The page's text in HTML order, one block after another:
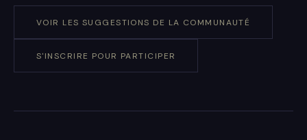
VOIR LES SUGGESTIONS DE LA COMMUNAUTÉ
S'INSCRIRE POUR PARTICIPER